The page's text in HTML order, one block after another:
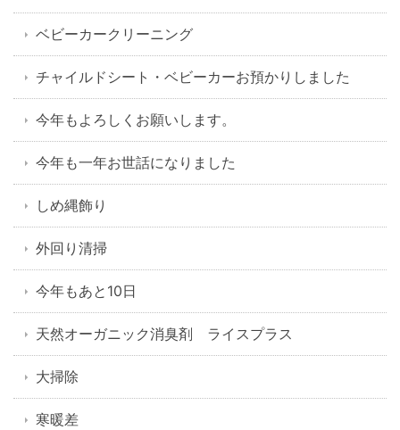
ベビーカークリーニング
チャイルドシート・ベビーカーお預かりしました
今年もよろしくお願いします。
今年も一年お世話になりました
しめ縄飾り
外回り清掃
今年もあと10日
天然オーガニック消臭剤 ライスプラス
大掃除
寒暖差